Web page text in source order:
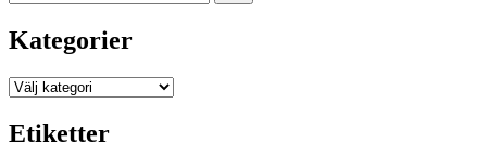
Kategorier
Kategorier
Etiketter